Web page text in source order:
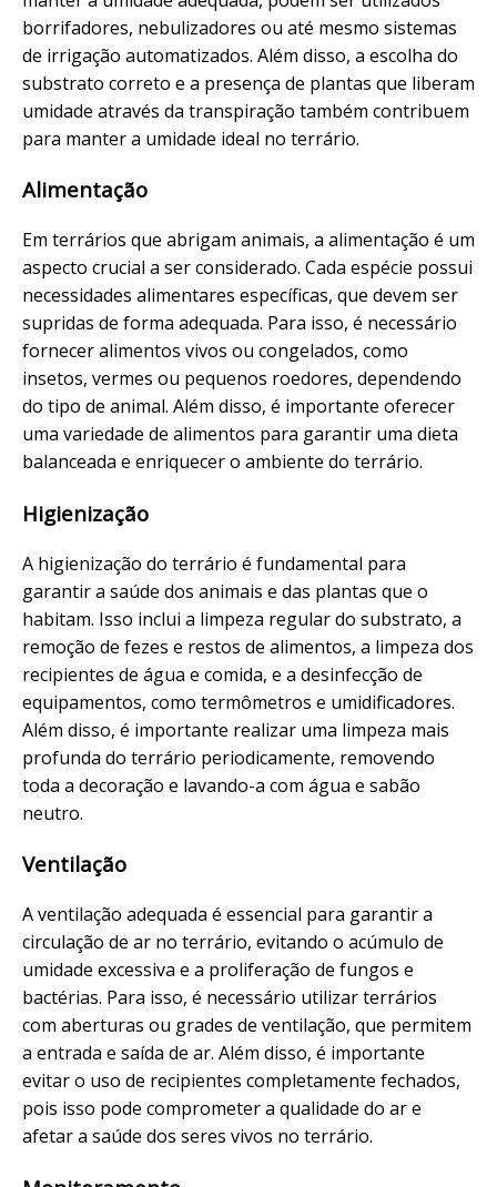
borrifadores, nebulizadores ou até mesmo sistemas
de irrigação automatizados. Além disso, a escolha do
substrato correto e a presença de plantas que liberam
umidade através da transpiração também contribuem
para manter a umidade ideal no terrário.
Alimentação
Em terrários que abrigam animais, a alimentação é um
aspecto crucial a ser considerado. Cada espécie possui
necessidades alimentares específicas, que devem ser
supridas de forma adequada. Para isso, é necessário
fornecer alimentos vivos ou congelados, como
insetos, vermes ou pequenos roedores, dependendo
do tipo de animal. Além disso, é importante oferecer
uma variedade de alimentos para garantir uma dieta
balanceada e enriquecer o ambiente do terrário.
Higienização
A higienização do terrário é fundamental para
garantir a saúde dos animais e das plantas que o
habitam. Isso inclui a limpeza regular do substrato, a
remoção de fezes e restos de alimentos, a limpeza dos
recipientes de água e comida, e a desinfecção de
equipamentos, como termômetros e umidificadores.
Além disso, é importante realizar uma limpeza mais
profunda do terrário periodicamente, removendo
toda a decoração e lavando-a com água e sabão
neutro.
Ventilação
A ventilação adequada é essencial para garantir a
circulação de ar no terrário, evitando o acúmulo de
umidade excessiva e a proliferação de fungos e
bactérias. Para isso, é necessário utilizar terrários
com aberturas ou grades de ventilação, que permitem
a entrada e saída de ar. Além disso, é importante
evitar o uso de recipientes completamente fechados,
pois isso pode comprometer a qualidade do ar e
afetar a saúde dos seres vivos no terrário.